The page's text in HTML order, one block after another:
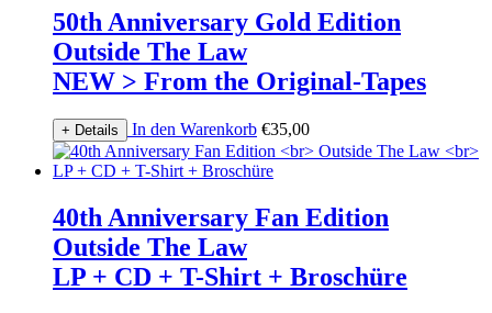
50th Anniversary Gold Edition
Outside The Law
NEW > From the Original-Tapes
+ Details In den Warenkorb €35,00
40th Anniversary Fan Edition
Outside The Law
LP + CD + T-Shirt + Broschüre